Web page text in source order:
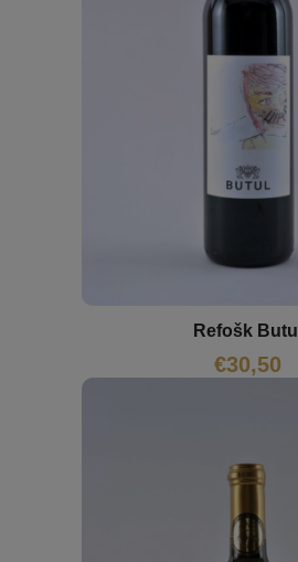
Refošk Butul
€30,50